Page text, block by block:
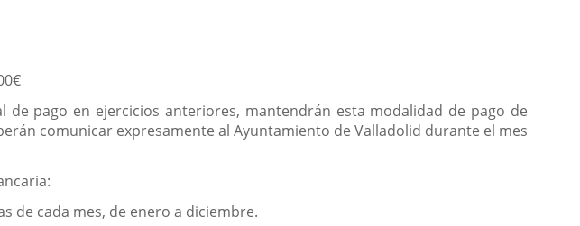
pago en ejercicios anteriores, mantendrán esta modalidad de pago de
comunicar expresamente al Ayuntamiento de Valladolid durante el mes
de cada mes, de enero a diciembre.